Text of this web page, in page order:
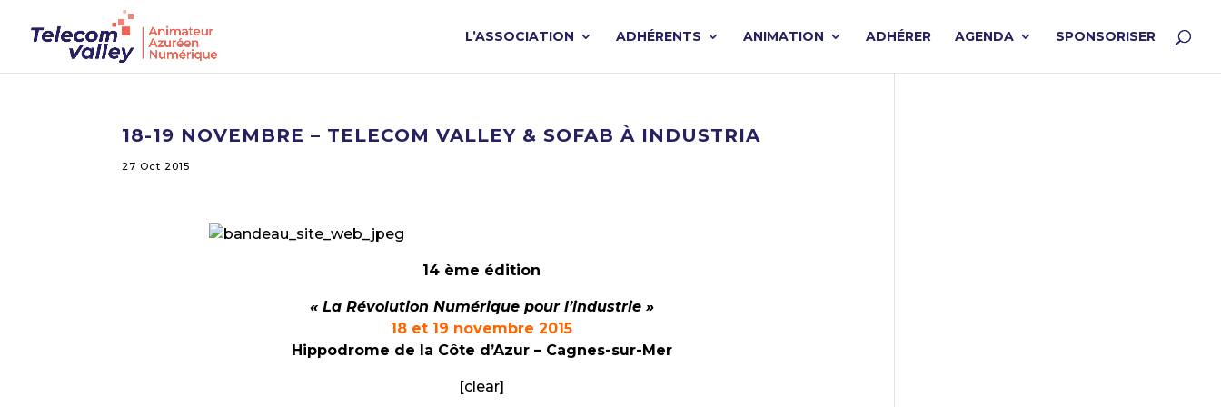
L’ASSOCIATION ADHÉRENTS ANIMATION ADHÉRER AGENDA SPONSORISER
18-19 NOVEMBRE – TELECOM VALLEY & SOFAB À INDUSTRIA
27 Oct 2015
14 ème édition
« La Révolution Numérique pour l’industrie »
18 et 19 novembre 2015
Hippodrome de la Côte d’Azur – Cagnes-sur-Mer
[clear]